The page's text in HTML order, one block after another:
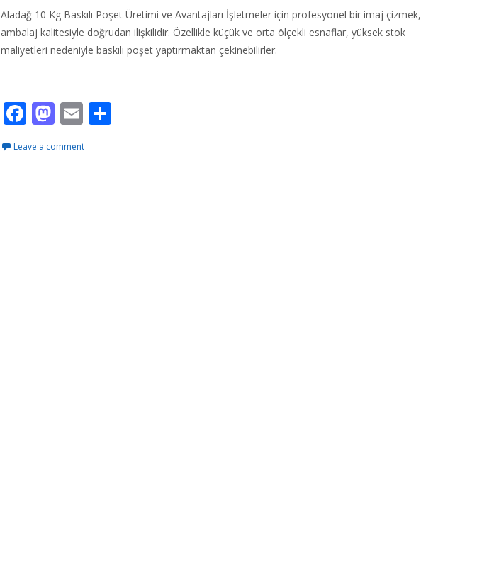
Aladağ 10 Kg Baskılı Poşet Üretimi ve Avantajları İşletmeler için profesyonel bir imaj çizmek,
ambalaj kalitesiyle doğrudan ilişkilidir. Özellikle küçük ve orta ölçekli esnaflar, yüksek stok
maliyetleri nedeniyle baskılı poşet yaptırmaktan çekinebilirler.
F
e
M
to
E
ai
Leave a comment